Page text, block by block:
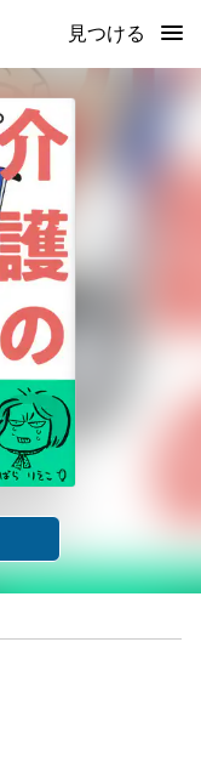
見つける